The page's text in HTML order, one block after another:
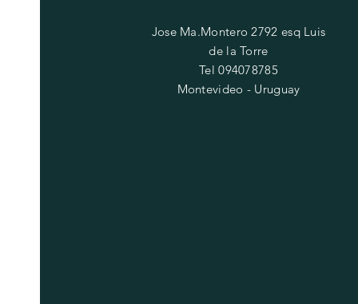
Jose Ma.Montero 2792 esq Luis
de la Torre
Tel 094078785
Montevideo - Uruguay